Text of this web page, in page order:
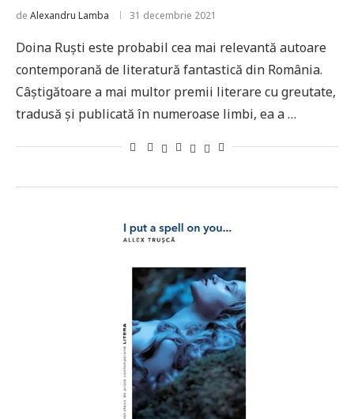
de Alexandru Lamba 31 decembrie 2021
Doina Ruști este probabil cea mai relevantă autoare
contemporană de literatură fantastică din România.
Câștigătoare a mai multor premii literare cu greutate,
tradusă și publicată în numeroase limbi, ea a …